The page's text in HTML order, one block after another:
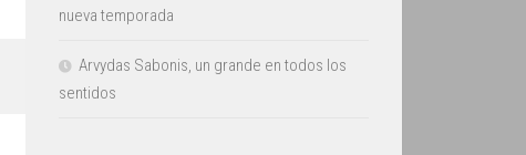
nueva temporada
Arvydas Sabonis, un grande en todos los
sentidos